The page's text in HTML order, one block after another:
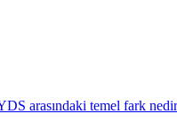
arasındaki temel fark